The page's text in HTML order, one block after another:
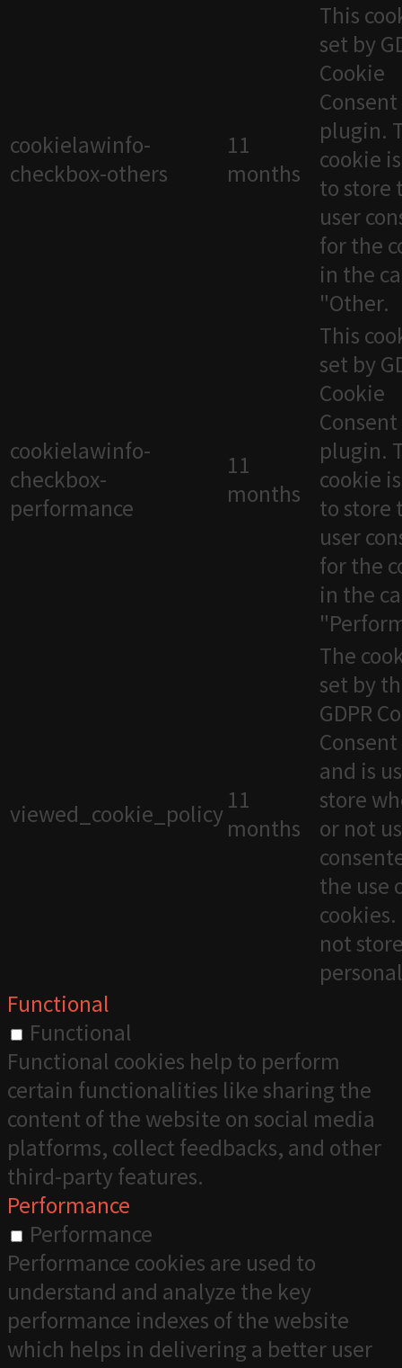
cookielawinfo-
checkbox-others
11
months
This
set by
Cookie
Consent
plugin.
cookie
to store
user
for the
in the
"Other.
cookielawinfo-
checkbox-
performance
11
months
This
set by
Cookie
Consent
plugin.
cookie
to store
user
for the
in the
viewed_cookie_policy 11
months
The
set by
GDPR
and is
store
or not
the use
not
Functional
Functional
Functional cookies help to perform
certain functionalities like sharing the
content of the website on social media
platforms, collect feedbacks, and other
third-party features.
Performance
Performance
Performance cookies are used to
understand and analyze the key
performance indexes of the website
which helps in delivering a better user